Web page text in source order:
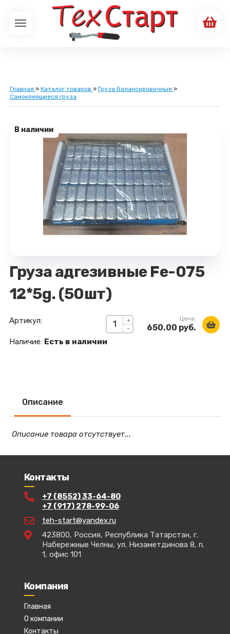
Главная » Каталог товаров » Груза балансировочные »
Самоклеящиеся груза
В наличии
Груза адгезивные Fe-075
12*5g. (50шт)
+
-
Цена:
650.00 руб.
Артикул:
Наличие: Есть в наличии
Описание
Описание товара отсутствует...
Контакты
+7 (8552) 33-64-80
+7 (917) 278-99-06
teh-start@yandex.ru
423800, Россия, Республика Татарстан, г.
Набережные Челны, ул. Низаметдинова 8, п.
1, офис 101
Компания
Главная
О компании
Контакты